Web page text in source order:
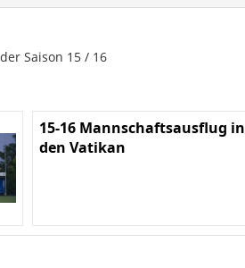
Saison 15 / 16
15-16 Mannschaftsausflug in
den Vatikan